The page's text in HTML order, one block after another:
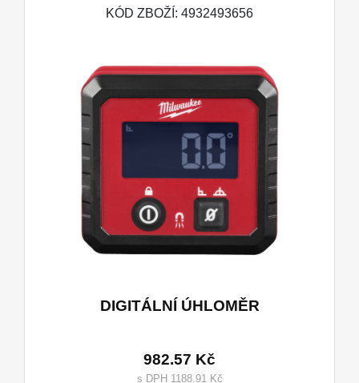
KÓD ZBOŽÍ: 4932493656
DIGITÁLNÍ ÚHLOMĚR
982.57 Kč
s DPH 1188.91 Kč